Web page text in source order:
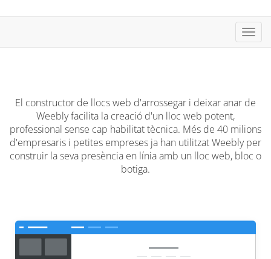
la
El constructor de llocs web d'arrossegar i deixar anar de
Weebly facilita la creació d'un lloc web potent,
professional sense cap habilitat tècnica. Més de 40 milions
d'empresaris i petites empreses ja han utilitzat Weebly per
construir la seva presència en línia amb un lloc web, bloc o
botiga.